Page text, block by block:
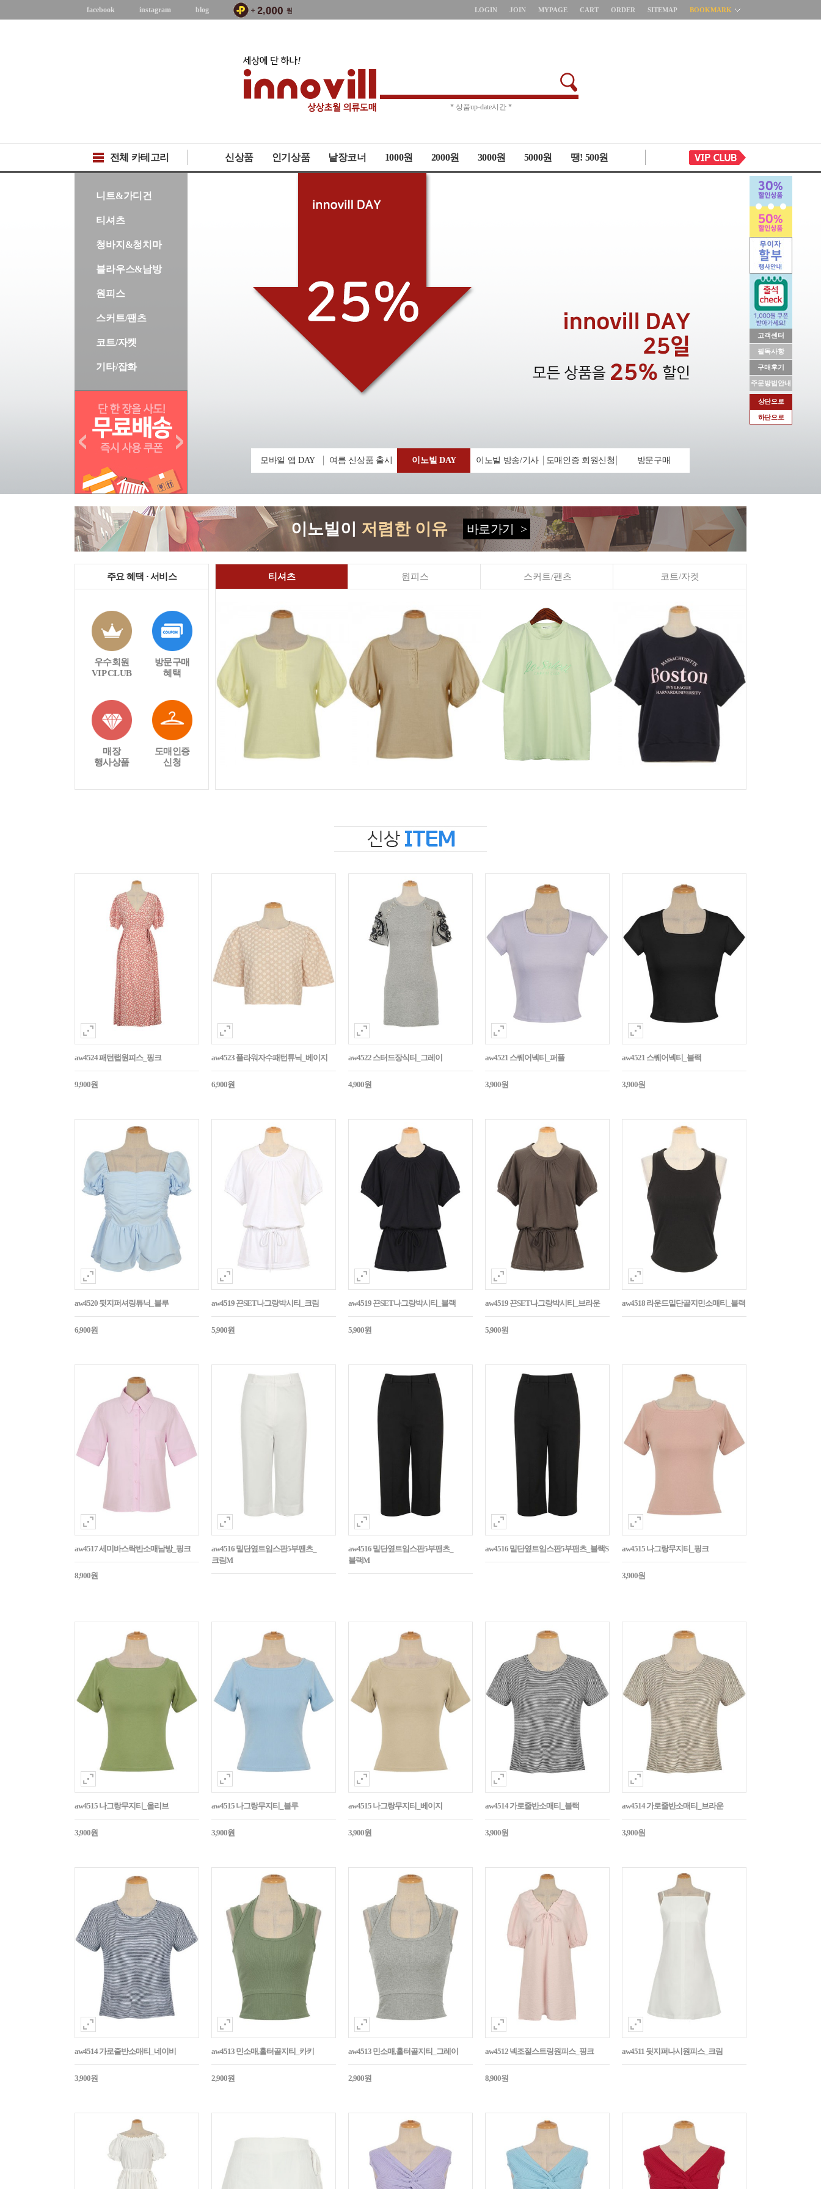
고객센터
필독사항
구매후기
주문방법안내
상단으로
하단으로
facebook instagram blog LOGIN JOIN MYPAGE CART ORDER SITEMAP BOOKMARK
* 주문취소 제한 *
* 상품up-date시간 *
전체 카테고리 신상품 인기상품 낱장코너 1000원 2000원 3000원 5000원 땡! 500원
니트&가디건
티셔츠
청바지&청치마
블라우스&남방
원피스
스커트/팬츠
코트/자켓
기타/잡화
모바일 앱 DAY 여름 신상품 출시 이노빌 DAY 이노빌 방송/기사 도매인증 회원신청 방문구매
이노빌이 저렴한 이유 바로가기 >
주요 혜택 · 서비스
우수회원
VIP CLUB
방문구매
혜택
매장
행사상품
도매인증
신청
티셔츠 원피스 스커트/팬츠 코트/자켓
aw4524 패턴랩원피스_핑크
9,900원
aw4523 플라워자수패턴튜닉_베이지
6,900원
aw4522 스터드장식티_그레이
4,900원
aw4521 스퀘어넥티_퍼플
3,900원
aw4521 스퀘어넥티_블랙
3,900원
aw4520 뒷지퍼셔링튜닉_블루
6,900원
aw4519 끈SET나그랑박시티_크림
5,900원
aw4519 끈SET나그랑박시티_블랙
5,900원
aw4519 끈SET나그랑박시티_브라운
5,900원
aw4518 라운드밑단골지민소매티_블랙
aw4517 세미바스락반소매남방_핑크
8,900원
aw4516 밑단옆트임스판5부팬츠_
크림M
aw4516 밑단옆트임스판5부팬츠_
블랙M
aw4516 밑단옆트임스판5부팬츠_블랙S aw4515 나그랑무지티_핑크
3,900원
aw4515 나그랑무지티_올리브
3,900원
aw4515 나그랑무지티_블루
3,900원
aw4515 나그랑무지티_베이지
3,900원
aw4514 가로줄반소매티_블랙
3,900원
aw4514 가로줄반소매티_브라운
3,900원
aw4514 가로줄반소매티_네이비
3,900원
aw4513 민소매,홀터골지티_카키
2,900원
aw4513 민소매,홀터골지티_그레이
2,900원
aw4512 넥조절스트링원피스_핑크
8,900원
aw4511 뒷지퍼나시원피스_크림